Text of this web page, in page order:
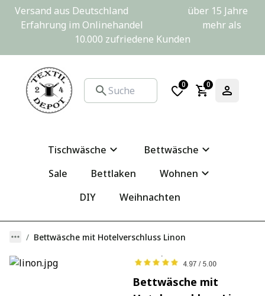
Versand aus Deutschland                         über 15 Jahre
Erfahrung im Onlinehandel                         mehr als
10.000 zufriedene Kunden
0 0
Tischwäsche
Bettwäsche
Sale
Bettlaken
Wohnen
DIY
Weihnachten
Bettwäsche mit Hotelverschluss Linon
Bettwäsche mit